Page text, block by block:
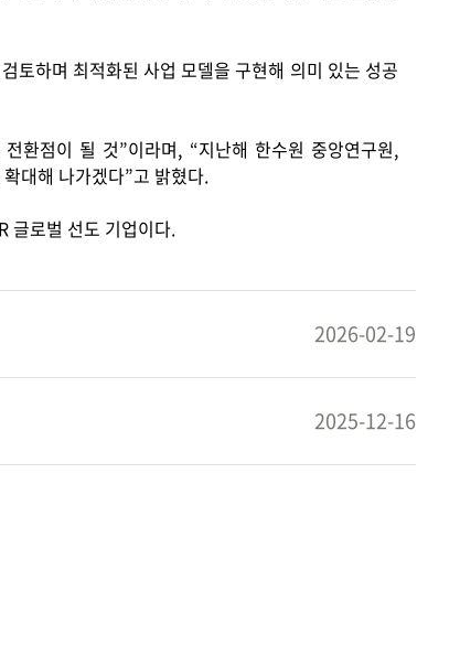
토하며 최적화된 사업 모델을 구현해 의미 있는 성공
환점이 될 것”이라며, “지난해 한수원 중앙연구원,
대해 나가겠다”고 밝혔다.
글로벌 선도 기업이다.
2026-02-19
2025-12-16